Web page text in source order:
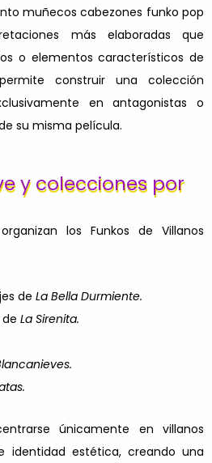
muñecos cabezones funko pop
más elaboradas que
o elementos característicos de
construir una colección
en antagonistas o
su misma película.
y colecciones por
los Funkos de Villanos
de La Bella Durmiente.
La Sirenita.
únicamente en villanos
identidad estética, creando una